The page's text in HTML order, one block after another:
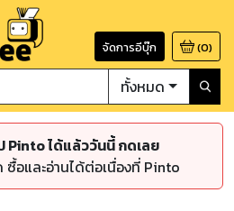
จัดการอีบุ๊ก (0)
ทั้งหมด
Pinto ได้แล้ววันนี้ กดเลย
อและอ่านได้ต่อเนื่องที่ Pinto